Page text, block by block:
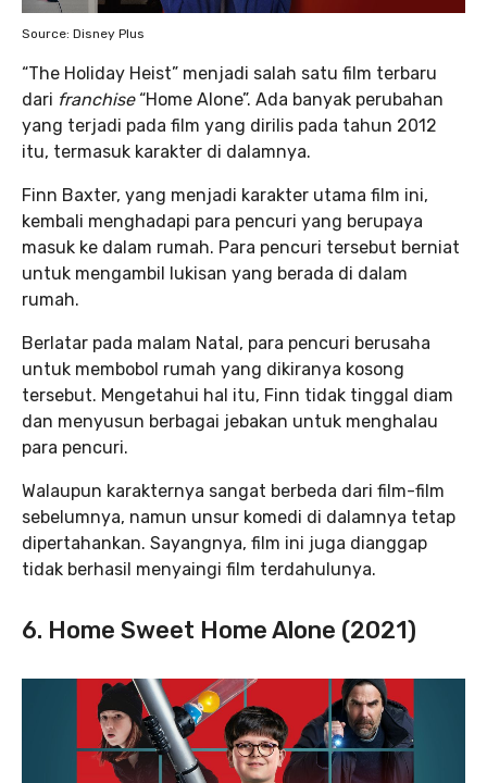
Source: Disney Plus
“The Holiday Heist” menjadi salah satu film terbaru
dari franchise“Home Alone”. Ada banyak perubahan
yang terjadi pada film yang dirilis pada tahun 2012
itu, termasuk karakter di dalamnya.
Finn Baxter, yang menjadi karakter utama film ini,
kembali menghadapi para pencuri yang berupaya
masuk ke dalam rumah. Para pencuri tersebut berniat
untuk mengambil lukisan yang berada di dalam
rumah.
Berlatar pada malam Natal, para pencuri berusaha
untuk membobol rumah yang dikiranya kosong
tersebut. Mengetahui hal itu, Finn tidak tinggal diam
dan menyusun berbagai jebakan untuk menghalau
para pencuri.
Walaupun karakternya sangat berbeda dari film-film
sebelumnya, namun unsur komedi di dalamnya tetap
dipertahankan. Sayangnya, film ini juga dianggap
tidak berhasil menyaingi film terdahulunya.
6. Home Sweet Home Alone (2021)